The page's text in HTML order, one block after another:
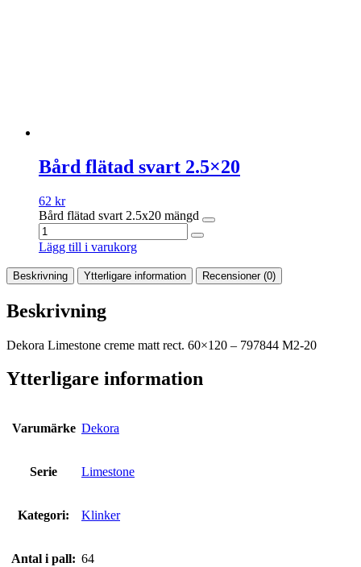
Bård flätad svart 2.5×20
62 kr
Bård flätad svart 2.5x20 mängd
Lägg till i varukorg
Beskrivning Ytterligare information Recensioner (0)
Beskrivning
Dekora Limestone creme matt rect. 60×120 – 797844 M2-20
Ytterligare information
Varumärke Dekora
Serie Limestone
Kategori: Klinker
Antal i pall: 64